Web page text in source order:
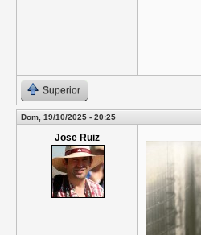
Superior
Dom, 19/10/2025 - 20:25
Jose Ruiz